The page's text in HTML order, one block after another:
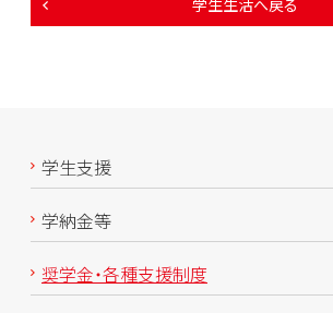
学生生活へ戻る
学生支援
学納金等
奨学金・各種支援制度